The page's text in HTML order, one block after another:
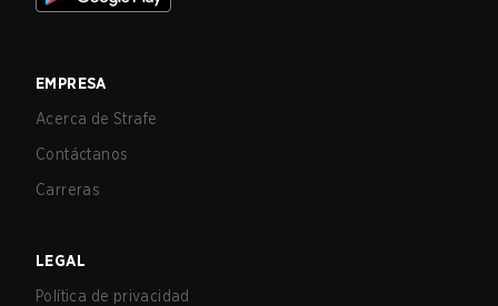
EMPRESA
Acerca de Strafe
Contáctanos
Carreras
LEGAL
Política de privacidad